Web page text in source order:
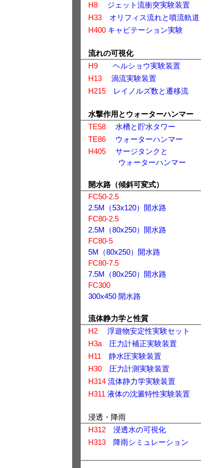
H8ジェット流衝突実験装置
H33オリフィス流れと噴流軌道
H400 キャビテーション実験
流れの可視化
H9ヘルショウ実験装置
H13渦流実験装置
H215レイノルズ数と遷移流
水撃作用とウォーターハンマー
TE58水槽と貯水タワー
TE86ウォーターハンマー
H405
サージタンクと
ウォーターハンマー
開水路（傾斜可変式）
FC50-2.5
2.5M（53x120）開水路
FC80-2.5
2.5M（80x250）開水路
FC80-5
5M（80x250）開水路
FC80-7.5
7.5M（80x250）開水路
FC300
300x450 開水路
流体静力学と性質
H2浮遊物安定性実験セット
H3a圧力計補正実験装置
H11 静水圧実験装置
H30圧力計測実験装置
H314流体静力学実験装置
H311 液体の沈澱特性実験装置
浸透・降雨
H312浸透水の可視化
H313降雨シミュレーション